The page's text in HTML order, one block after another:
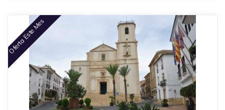
Oferta Este Mes